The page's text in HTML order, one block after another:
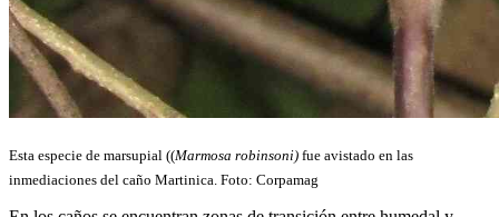
Esta especie de marsupial ((Marmosa robinsoni) fue avistado en las
inmediaciones del caño Martinica. Foto: Corpamag